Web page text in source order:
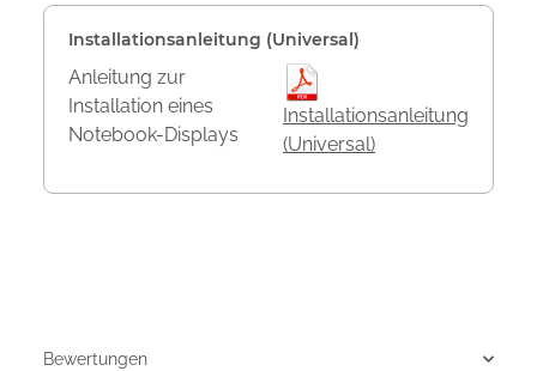
Installationsanleitung (Universal)
Anleitung zur
Installation eines
Notebook-Displays
Installationsanleitung
(Universal)
Bewertungen